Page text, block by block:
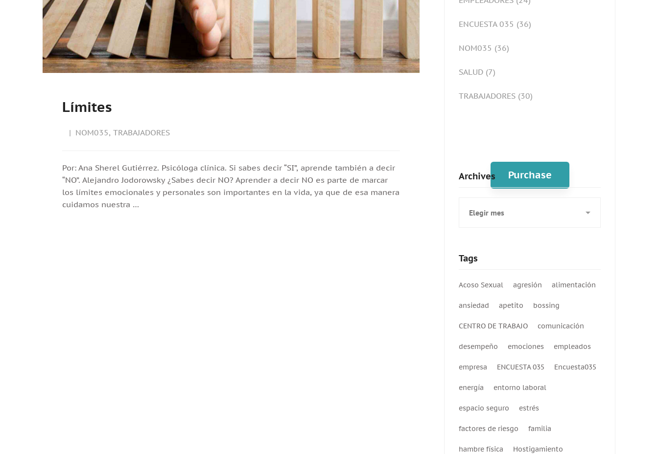
Límites
NOM035, TRABAJADORES
Por: Ana Sherel Gutiérrez. Psicóloga clínica. Si sabes decir “SI”, aprende también a decir
“NO”. Alejandro Jodorowsky ¿Sabes decir NO? Aprender a decir NO es parte de marcar
los límites emocionales y personales son importantes en la vida, ya que de esa manera
cuidamos nuestra …
ENCUESTA 035 (36)
NOM035 (36)
SALUD (7)
TRABAJADORES (30)
Purchase
Archives
Tags
Acoso Sexual agresión alimentación
ansiedad apetito bossing
CENTRO DE TRABAJO comunicación
desempeño emociones empleados
empresa ENCUESTA 035 Encuesta035
energía entorno laboral
espacio seguro estrés
factores de riesgo familia
hambre física Hostigamiento